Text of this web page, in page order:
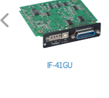
IF-41GU